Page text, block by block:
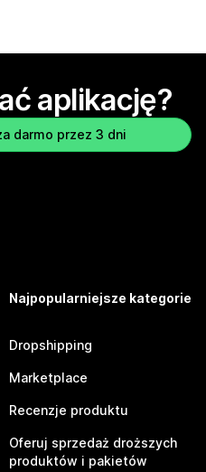
aplikację?
darmo przez 3 dni
Najpopularniejsze kategorie
Dropshipping
Marketplace
Recenzje produktu
Oferuj sprzedaż droższych
produktów i pakietów